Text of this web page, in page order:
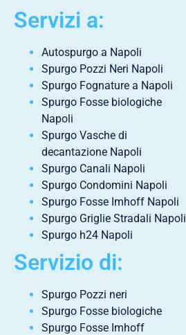
Servizi a:
Autospurgo a Napoli
Spurgo Pozzi Neri Napoli
Spurgo Fognature a Napoli
Spurgo Fosse biologiche
Napoli
Spurgo Vasche di
decantazione Napoli
Spurgo Canali Napoli
Spurgo Condomini Napoli
Spurgo Fosse Imhoff Napoli
Spurgo Griglie Stradali Napoli
Spurgo h24 Napoli
Servizio di:
Spurgo Pozzi neri
Spurgo Fosse biologiche
Spurgo Fosse Imhoff